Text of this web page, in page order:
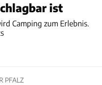
ist
Camping zum Erlebnis.
PFALZ